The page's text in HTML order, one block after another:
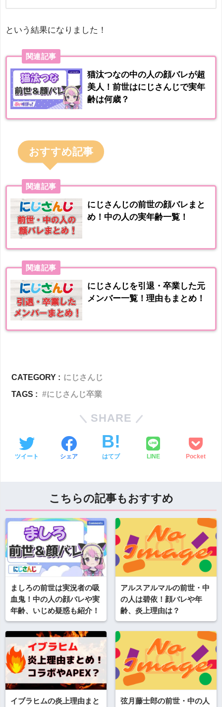
という結果になりました！
関連記事
猫汰つなの中の人の顔バレが超
美人！前世はにじさんじで実年
齢は何歳？
おすすめ記事
関連記事
にじさんじの前世の顔バレまと
め！中の人の実年齢一覧！
関連記事
にじさんじを引退・卒業した元
メンバー一覧！理由もまとめ！
CATEGORY : にじさんじ
TAGS :
にじさんじ卒業
SHARE
ツイート シェア はてブ LINE Pocket
こちらの記事もおすすめ
ましろの前世は実況者の吸
血鬼！中の人の顔バレや実
年齢、いじめ疑惑も紹介！
アルスアルマルの前世・中
の人は碧依！顔バレや年
齢、炎上理由は？
イブラヒムの炎上理由まと 弦月藤士郎の前世・中の人